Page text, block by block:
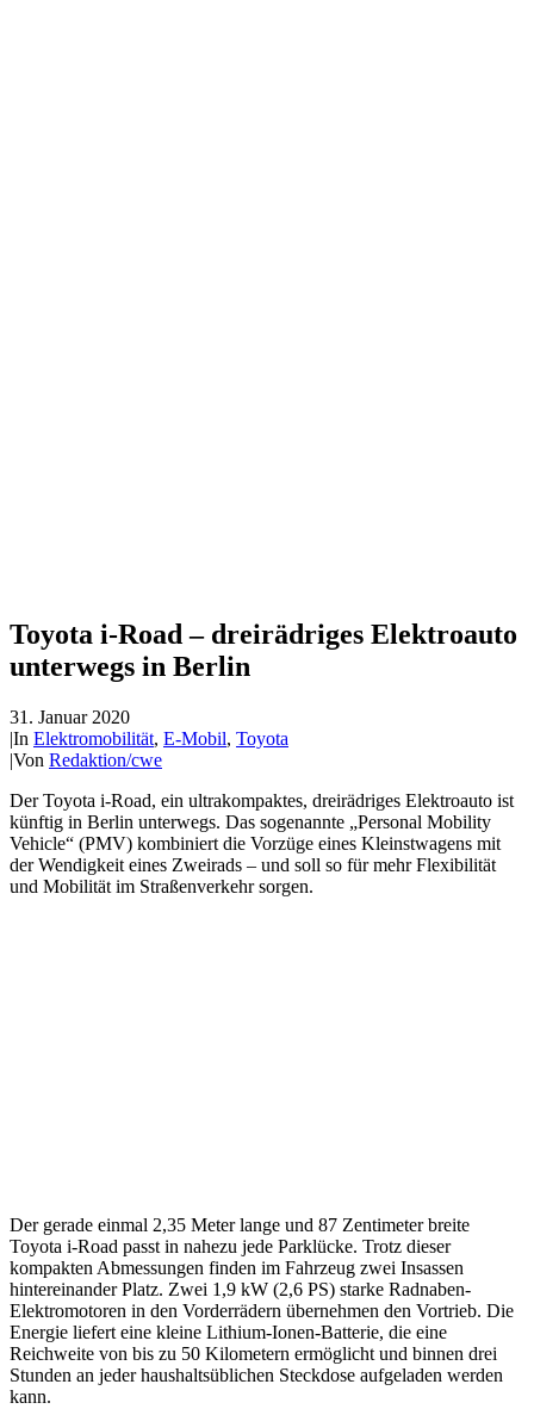
Toyota i-Road – dreirädriges Elektroauto
unterwegs in Berlin
31. Januar 2020
|In Elektromobilität, E-Mobil, Toyota
|Von Redaktion/cwe
Der Toyota i-Road, ein ultrakompaktes, dreirädriges Elektroauto ist
künftig in Berlin unterwegs. Das sogenannte „Personal Mobility
Vehicle“ (PMV) kombiniert die Vorzüge eines Kleinstwagens mit
der Wendigkeit eines Zweirads – und soll so für mehr Flexibilität
und Mobilität im Straßenverkehr sorgen.
Der gerade einmal 2,35 Meter lange und 87 Zentimeter breite
Toyota i-Road passt in nahezu jede Parklücke. Trotz dieser
kompakten Abmessungen finden im Fahrzeug zwei Insassen
hintereinander Platz. Zwei 1,9 kW (2,6 PS) starke Radnaben-
Elektromotoren in den Vorderrädern übernehmen den Vortrieb. Die
Energie liefert eine kleine Lithium-Ionen-Batterie, die eine
Reichweite von bis zu 50 Kilometern ermöglicht und binnen drei
Stunden an jeder haushaltsüblichen Steckdose aufgeladen werden
kann.